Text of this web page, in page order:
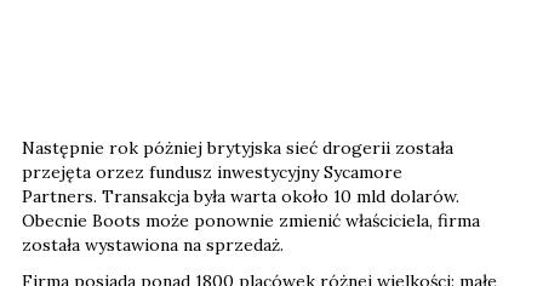
Następnie rok póżniej brytyjska sieć drogerii została
przejęta orzez fundusz inwestycyjny Sycamore
Partners. Transakcja była warta około 10 mld dolarów.
Obecnie Boots może ponownie zmienić właściciela, firma
została wystawiona na sprzedaż.
Firma posiada ponad 1800 placówek różnej wielkości: małe